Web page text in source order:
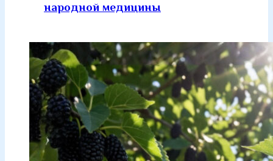
народной медицины